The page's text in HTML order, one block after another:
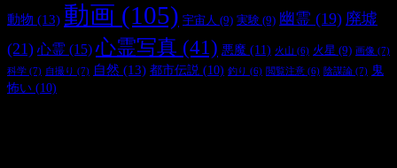
動物 (13) 動画 (105) 宇宙人 (9) 実験 (9) 幽霊 (19) 廃墟
(21) 心霊 (15) 心霊写真 (41) 悪魔 (11) 火山 (6) 火星 (9) 画像 (7)
科学 (7) 自撮り (7) 自然 (13) 都市伝説 (10) 釣り (6) 閲覧注意 (6) 陰謀論 (7) 鬼
怖い (10)